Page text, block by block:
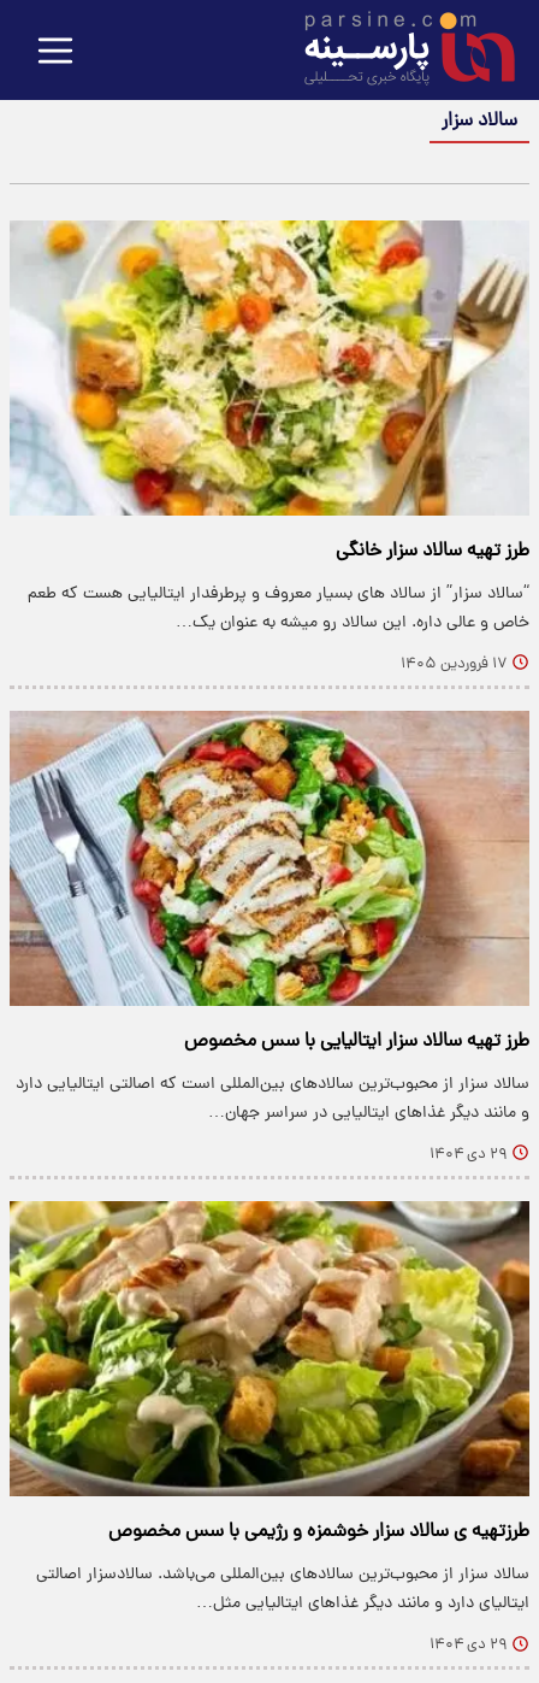
سالاد سزار
طرز تهیه سالاد سزار خانگی
“سالاد سزار” از سالاد های بسیار معروف و پرطرفدار ایتالیایی هست که طعم
خاص و عالی داره. این سالاد رو میشه به عنوان یک…
۱۷ فروردین ۱۴۰۵
طرز تهیه سالاد سزار ایتالیایی با سس مخصوص
سالاد سزار از محبوب‌ترین سالادهای بین‌المللی است که اصالتی ایتالیایی دارد
و مانند دیگر غذاهای ایتالیایی در سراسر جهان…
۲۹ دی ۱۴۰۴
طرزتهیه ی سالاد سزار خوشمزه و رژیمی با سس مخصوص
سالاد سزار از محبوب‌ترین سالادهای بین‌المللی می‌باشد. سالادسزار اصالتی
ایتالیای دارد و مانند دیگر غذاهای ایتالیایی مثل…
۲۹ دی ۱۴۰۴